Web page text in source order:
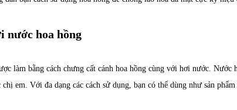
nước hoa hồng
làm bằng cách chưng cất cánh hoa hồng cùng với hơi nước.
chị em. Với đa dạng các cách sử dụng, bạn có thể dùng như sản